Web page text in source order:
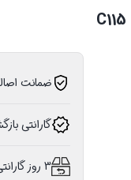
ضمانت
گارانتی
3 روز گارانتی بازگشت کالا در صورت خرابی